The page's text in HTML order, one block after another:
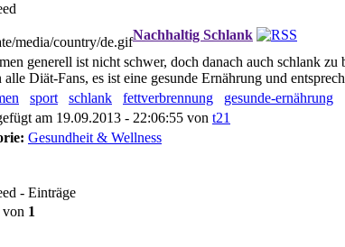
Nachhaltig Schlank
generell ist nicht schwer, doch danach auch schlank
alle Diät-Fans, es ist eine gesunde Ernährung und
sport schlank fettverbrennung
gesunde-ernährung
am 19.09.2013 - 22:06:55 von t21
Gesundheit & Wellness
- Einträge
von 1